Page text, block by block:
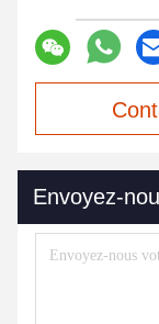
Envoyez-